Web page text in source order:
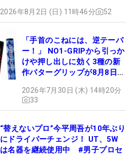
2026年8月2日 (日) 11時46分 52
「手首のこねには、逆テーパ
ー！」 NO1-GRIPから引っか
けや押し出しに効く3種の新
作パターグリップが8月8日デ
2026年7月30日 (木) 14時20分
33
“替えないプロ”今平周吾が10年ぶり
にドライバーチェンジ！ UT、5W
は名器を継続使用中 #男子プロセ